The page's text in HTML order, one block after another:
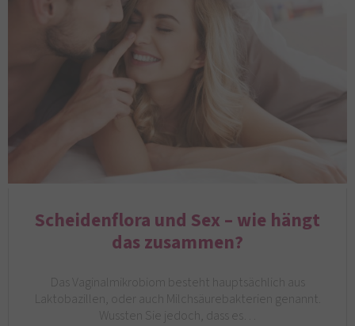
Scheidenflora und Sex – wie hängt
das zusammen?
Das Vaginalmikrobiom besteht hauptsächlich aus
Laktobazillen, oder auch Milchsäurebakterien genannt.
Wussten Sie jedoch, dass es…